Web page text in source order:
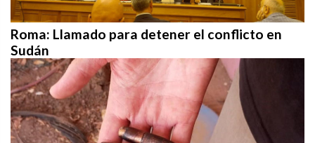
Roma: Llamado para detener el conflicto en
Sudán